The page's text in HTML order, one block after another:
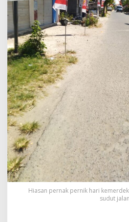
Hiasan pernak pernik hari
sudut